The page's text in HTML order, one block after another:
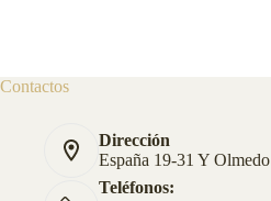
Contactos
Dirección
España 19-31 Y Olmedo
Teléfonos: